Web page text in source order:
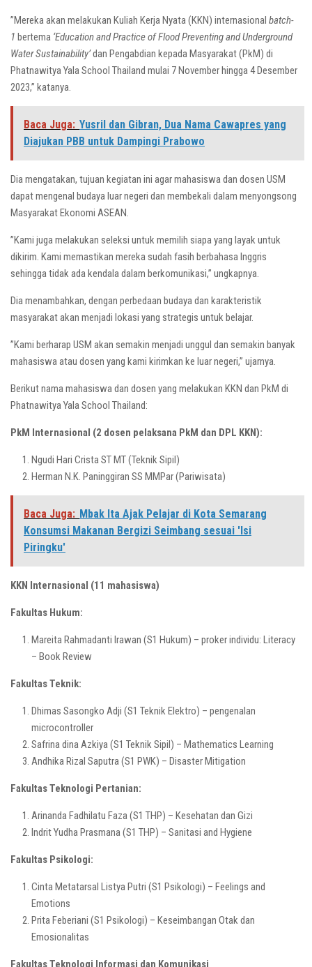
”Mereka akan melakukan Kuliah Kerja Nyata (KKN) internasional batch-
1 bertema ‘Education and Practice of Flood Preventing and Underground
Water Sustainability’dan Pengabdian kepada Masyarakat (PkM) di
Phatnawitya Yala School Thailand mulai 7 November hingga 4 Desember
2023,” katanya.
Baca Juga: Yusril dan Gibran, Dua Nama Cawapres yang
Diajukan PBB untuk Dampingi Prabowo
Dia mengatakan, tujuan kegiatan ini agar mahasiswa dan dosen USM
dapat mengenal budaya luar negeri dan membekali dalam menyongsong
Masyarakat Ekonomi ASEAN.
”Kami juga melakukan seleksi untuk memilih siapa yang layak untuk
dikirim. Kami memastikan mereka sudah fasih berbahasa Inggris
sehingga tidak ada kendala dalam berkomunikasi,” ungkapnya.
Dia menambahkan, dengan perbedaan budaya dan karakteristik
masyarakat akan menjadi lokasi yang strategis untuk belajar.
”Kami berharap USM akan semakin menjadi unggul dan semakin banyak
mahasiswa atau dosen yang kami kirimkan ke luar negeri,” ujarnya.
Berikut nama mahasiswa dan dosen yang melakukan KKN dan PkM di
Phatnawitya Yala School Thailand:
PkM Internasional (2 dosen pelaksana PkM dan DPL KKN):
Ngudi Hari Crista ST MT (Teknik Sipil)
Herman N.K. Paninggiran SS MMPar (Pariwisata)
Baca Juga: Mbak Ita Ajak Pelajar di Kota Semarang
Konsumsi Makanan Bergizi Seimbang sesuai 'Isi
Piringku'
KKN Internasional (11 mahasiswa)
Fakultas Hukum:
Mareita Rahmadanti Irawan (S1 Hukum) – proker individu: Literacy
– Book Review
Fakultas Teknik:
Dhimas Sasongko Adji (S1 Teknik Elektro) – pengenalan
microcontroller
Safrina dina Azkiya (S1 Teknik Sipil) – Mathematics Learning
Andhika Rizal Saputra (S1 PWK) – Disaster Mitigation
Fakultas Teknologi Pertanian:
Arinanda Fadhilatu Faza (S1 THP) – Kesehatan dan Gizi
Indrit Yudha Prasmana (S1 THP) – Sanitasi and Hygiene
Fakultas Psikologi:
Cinta Metatarsal Listya Putri (S1 Psikologi) – Feelings and
Emotions
Prita Feberiani (S1 Psikologi) – Keseimbangan Otak dan
Emosionalitas
Fakultas Teknologi Informasi dan Komunikasi